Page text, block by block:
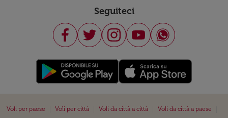
Seguiteci
Voli per paese Voli per città Voli da città a città Voli da città a paese